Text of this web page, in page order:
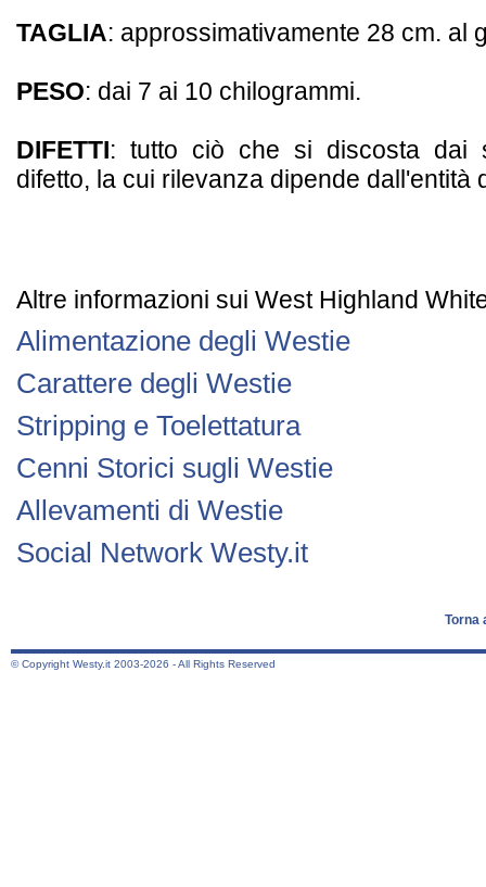
TAGLIA: approssimativamente 28 cm. al
PESO: dai 7 ai 10 chilogrammi.
DIFETTI: tutto ciò che si discosta dai
difetto, la cui rilevanza dipende dall'entità
Altre informazioni sui West Highland
Alimentazione degli Westie
Carattere degli Westie
Stripping e Toelettatura
Cenni Storici sugli Westie
Allevamenti di Westie
Social Network Westy.it
Torna
© Copyright Westy.it 2003-2026 - All Rights Reserved